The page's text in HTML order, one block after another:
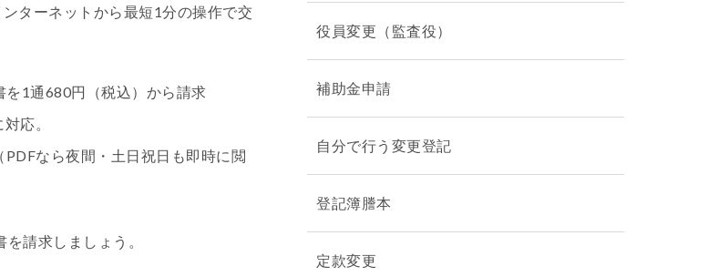
ターネットから最短1分の操作で交
1通680円（税込）から請求
応。
なら夜間・土日祝日も即時に閲
請求しましょう。
役員変更（監査役）
補助金申請
自分で行う変更登記
登記簿謄本
定款変更